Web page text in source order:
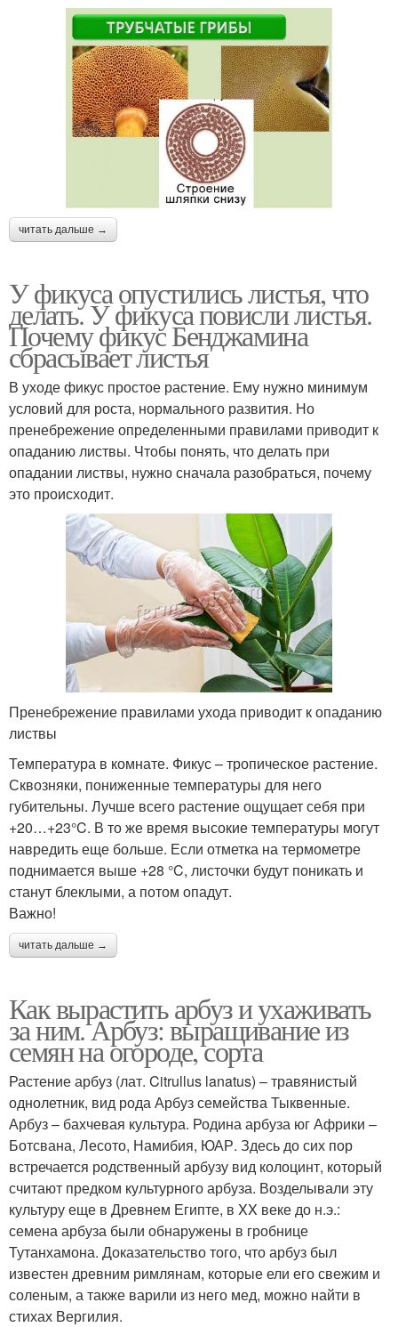
читать дальше →
У фикуса опустились листья, что
делать. У фикуса повисли листья.
Почему фикус Бенджамина
сбрасывает листья
В уходе фикус простое растение. Ему нужно минимум
условий для роста, нормального развития. Но
пренебрежение определенными правилами приводит к
опаданию листвы. Чтобы понять, что делать при
опадании листвы, нужно сначала разобраться, почему
это происходит.
Пренебрежение правилами ухода приводит к опаданию
листвы
Температура в комнате. Фикус – тропическое растение.
Сквозняки, пониженные температуры для него
губительны. Лучше всего растение ощущает себя при
+20…+23°C. В то же время высокие температуры могут
навредить еще больше. Если отметка на термометре
поднимается выше +28 °C, листочки будут поникать и
станут блеклыми, а потом опадут.
Важно!
читать дальше →
Как вырастить арбуз и ухаживать
за ним. Арбуз: выращивание из
семян на огороде, сорта
Растение арбуз (лат. Citrullus lanatus) – травянистый
однолетник, вид рода Арбуз семейства Тыквенные.
Арбуз – бахчевая культура. Родина арбуза юг Африки –
Ботсвана, Лесото, Намибия, ЮАР. Здесь до сих пор
встречается родственный арбузу вид колоцинт, который
считают предком культурного арбуза. Возделывали эту
культуру еще в Древнем Египте, в XX веке до н.э.:
семена арбуза были обнаружены в гробнице
Тутанхамона. Доказательство того, что арбуз был
известен древним римлянам, которые ели его свежим и
соленым, а также варили из него мед, можно найти в
стихах Вергилия.